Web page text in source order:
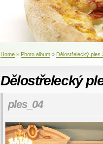
Home » Photo album » Dělostřelecký ples
Dělostřelecký
ples_04